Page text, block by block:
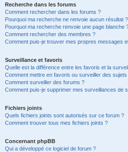
Recherche dans les forums
Comment rechercher dans les forums ?
Pourquoi ma recherche ne renvoie aucun résultat ?
Pourquoi ma recherche renvoie une page blanche
Comment rechercher des membres ?
Comment puis-je trouver mes propres messages
Surveillance et favoris
Quelle est la différence entre les favoris et la
Comment mettre en favoris ou surveiller des sujets
Comment surveiller des forums ?
Comment puis-je supprimer mes surveillances de
Fichiers joints
Quels fichiers joints sont autorisés sur ce forum ?
Comment trouver tous mes fichiers joints ?
Concernant phpBB
Qui a développé ce logiciel de forum ?